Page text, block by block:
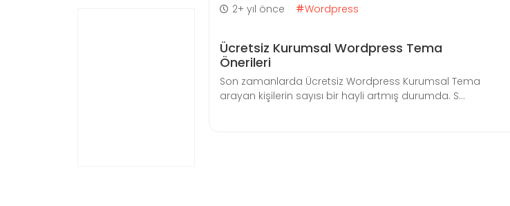
2+ yıl önce Wordpress
Ücretsiz Kurumsal Wordpress Tema
Önerileri
Son zamanlarda Ücretsiz Wordpress Kurumsal Tema
arayan kişilerin sayısı bir hayli artmış durumda. S...